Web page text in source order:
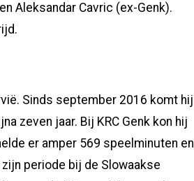
Aleksandar Cavric (ex-Genk).
Sinds september 2016 komt hij
zeven jaar. Bij KRC Genk kon hij
er amper 569 speelminuten en
periode bij de Slowaakse